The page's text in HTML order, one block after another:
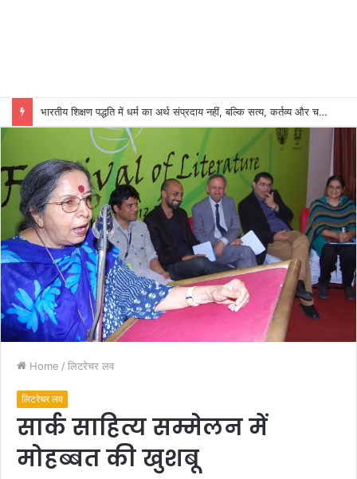
Bollywood Mr. & Miss India 2025 Finalist, Social Media Influencer and Model-Actress Suman Tripathi to be Honoured in Indore
Home / लिटरेचर लव
लिटरेचर लव
सार्क साहित्य सम्मेलन में
मोहब्बत की खुशबू